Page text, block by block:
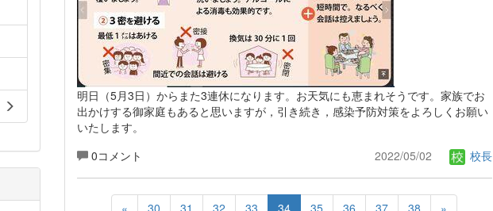
明日（5月3日）からまた3連休になります。お天気にも恵まれそうです。家族でお
出かけする御家庭もあると思いますが，引き続き，感染予防対策をよろしくお願い
いたします。
0コメント
2022/05/02 校長